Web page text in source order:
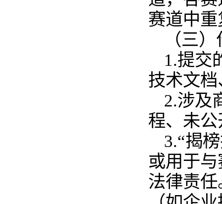
赛道中
（三
1.提交
技术文
2.涉及
程、未
3.“揭
或用于
法律责